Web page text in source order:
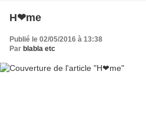
H❤︎me
Publié le 02/05/2016 à 13:38
Par blabla etc